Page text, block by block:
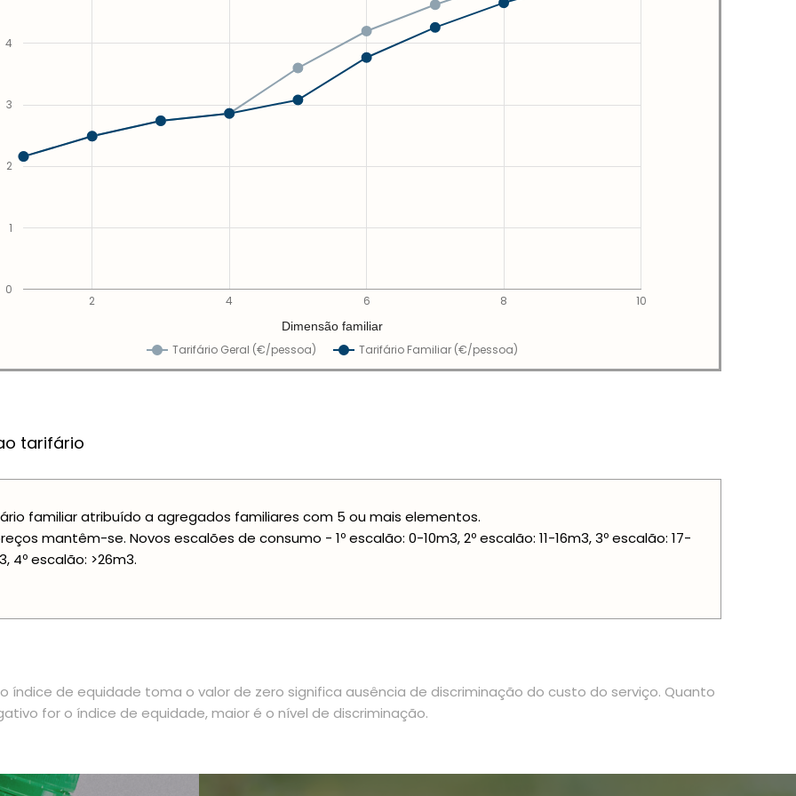
Tarifário Geral (€/pessoa) Tarifário Familiar (€/pessoa)
2 4 6 8 10
0
1
2
3
4
Dimensão familiar
tarifário
familiar atribuído a agregados familiares com 5 ou mais elementos.
mantêm-se. Novos escalões de consumo - 1º escalão: 0-10m3, 2º escalão: 11-16m3, 3º escalão: 17-
4º escalão: >26m3.
índice de equidade toma o valor de zero significa ausência de discriminação do custo do serviço. Quanto
for o índice de equidade, maior é o nível de discriminação.